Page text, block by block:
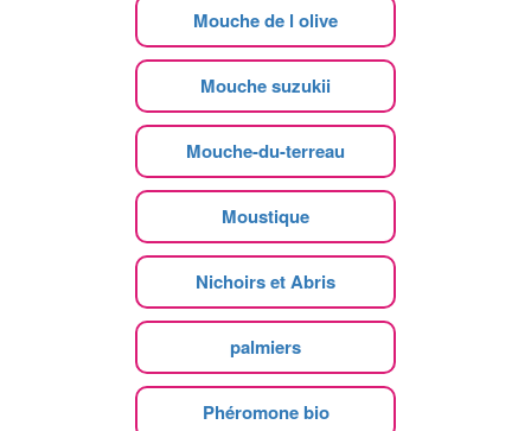
Mouche de l olive
Mouche suzukii
Mouche-du-terreau
Moustique
Nichoirs et Abris
palmiers
Phéromone bio